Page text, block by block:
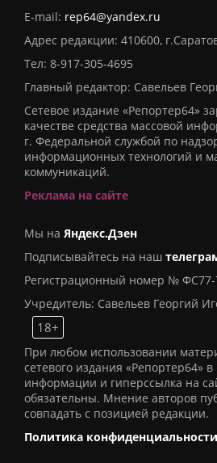
E-mail: rep64@yandex.ru
Адрес редакции: 410600,
Тел: 8-917-305-4695
Главный редактор: Савельев
Сетевое издание «Репортер64»
качестве средства массовой
г. Федеральной службой по
информационных технологий и
коммуникаций.
Реклама на сайте
Мы на Яндекс.Дзен
Подписывайтесь на наш
Регистрационный номер № ФС77-
Учредитель: Савельев Георгий
18+
При любом использовании
сетевого издания «Репортер64»
информации и гиперссылка на
обязательны. Мнение авторов
совпадать с позицией редакции.
Политика конфиденциальности